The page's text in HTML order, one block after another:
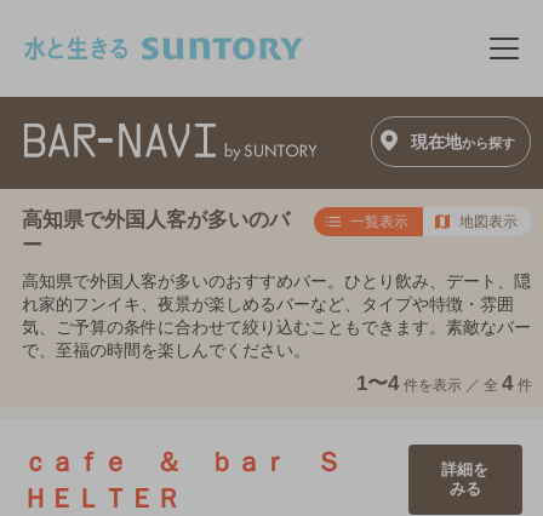
メ
現在地から探す
高知県で外国人客が多いのバ
ー
一覧表示 地図表示
高知県で外国人客が多いのおすすめバー。ひとり飲み、デート、隠
れ家的フンイキ、夜景が楽しめるバーなど、タイプや特徴・雰囲
気、ご予算の条件に合わせて絞り込むこともできます。素敵なバー
で、至福の時間を楽しんでください。
1〜4 件を表示 ／ 全 4 件
ｃａｆｅ ＆ ｂａｒ Ｓ
ＨＥＬＴＥＲ
詳細を
みる